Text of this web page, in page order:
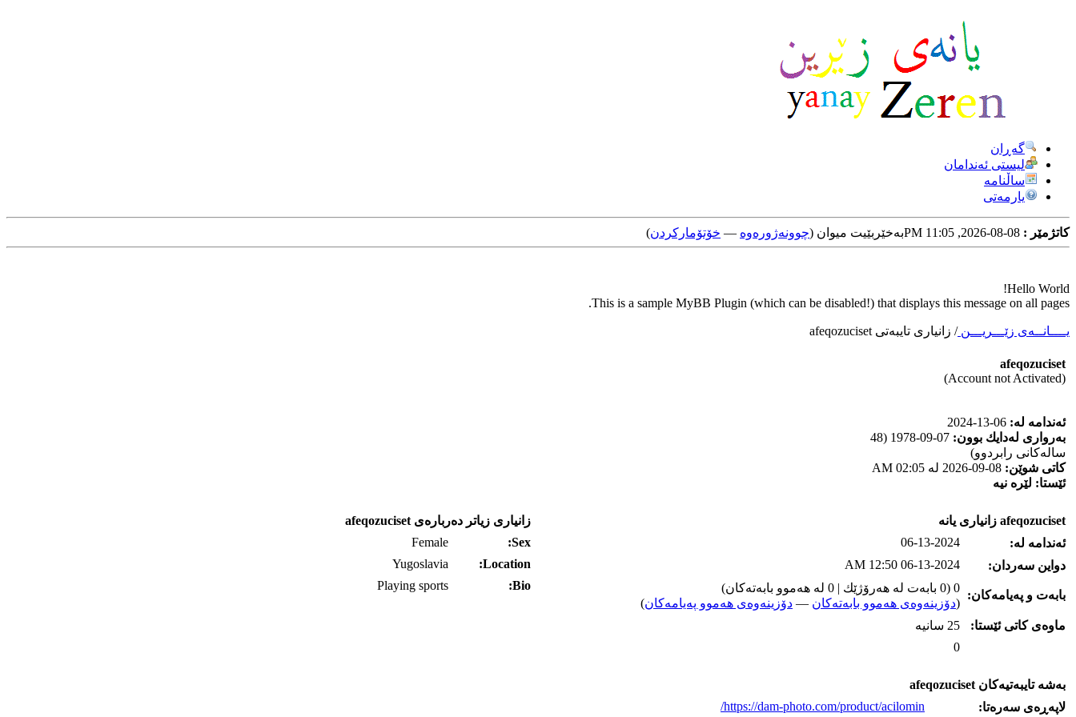
گه‌ڕان
لیستی ئه‌ندامان
ساڵنامه
یارمه‌تی
کاتژمێر : به‌خێربێیت میوان (چوونه‌ژوره‌وه‌ — خۆتۆمارکردن)
Hello World!
This is a sample MyBB Plugin (which can be disabled!) that displays this message on all pages.
یــــانــه‌ی زێـــریـــن/ زانیاری تایبه‌تی afeqozuciset
afeqozuciset
(Account not Activated)
ئه‌ندامه‌ له‌:
به‌رواری له‌دایك بوون:
07-09-1978 (48
ساله‌كانی رابردوو)
كاتی شوێن:
ئێستا: لێره‌ نیه‌
afeqozuciset زانیاری یانه‌
ئه‌ندامه‌ له‌:
06-13-2024
دواین سه‌ردان:
06-13-2024 12:50 AM
بابه‌ت و په‌یامه‌کان:
0 (0 بابه‌ت له‌ هه‌رۆژێك | 0 له‌ هه‌موو بابه‌ته‌كان)
(دۆزینه‌وه‌ی هه‌موو بابه‌ته‌کان — دۆزینه‌وه‌ی هه‌موو په‌یامه‌کان)
ماوه‌ی كاتی ئێستا:
25 سانیه‌
0
به‌شه‌ تایبه‌تیه‌کان afeqozuciset
لاپه‌ڕه‌ی سه‌ره‌تا:
https://dam-photo.com/product/acilomin/
زانیاری زیاتر ده‌رباره‌ی afeqozuciset
Sex:
Female
Location:
Yugoslavia
Bio:
Playing sports